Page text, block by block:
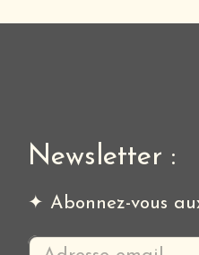
Newsletter :
✦ Abonnez-vous